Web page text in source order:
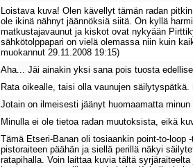
Loistava kuva! Olen kävellyt tämän radan
ole ikinä nähnyt jäännöksiä siitä. On kyllä
matkustajavaunut ja kiskot ovat nykyään
sähkötolppapari on vielä olemassa niin kuin
muokannut 29.11.2008 19:15)
Aha... Jäi ainakin yksi sana pois tuosta
Rata oikealle, taisi olla vaunujen
Jotain on ilmeisesti jäänyt huomaamatta
Minulla ei ole tietoa radan muutoksista, eikä
Tämä Etseri-Banan oli tosiaankin point-to-
pistoraiteen päähän ja siellä perillä näkyi
ratapihalla. Voin laittaa kuvia tältä